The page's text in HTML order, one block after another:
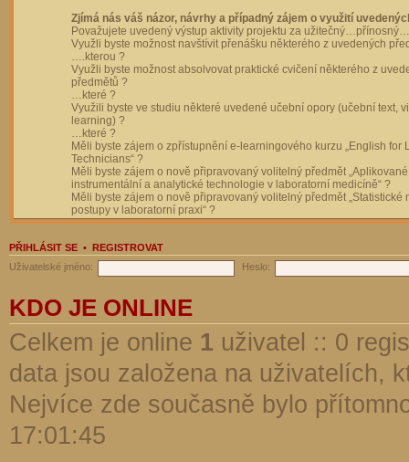
Zjímá nás váš názor, návrhy a případný zájem o využití
Považujete uvedený výstup aktivity projektu za
Využli byste možnost navštívit přenášku některého z uvedených
….kterou ?
Využli byste možnost absolvovat praktické cvičení některého z
předmětů ?
…které ?
Využili byste ve studiu některé uvedené učební opory (učební text,
learning) ?
…které ?
Měli byste zájem o zpřístupnění e-learningového kurzu „English for
Technicians“ ?
Měli byste zájem o nově připravovaný volitelný předmět „Aplikované
instrumentální a analytické technologie v laboratorní medicíně“ ?
Měli byste zájem o nově připravovaný volitelný předmět „Statistické
postupy v laboratorní praxi“ ?
PŘIHLÁSIT SE • REGISTROVAT
Uživatelské jméno:
Heslo:
KDO JE ONLINE
Celkem je online 1 uživatel :: 0
data jsou založena na uživatelích,
Nejvíce zde současně bylo
17:01:45